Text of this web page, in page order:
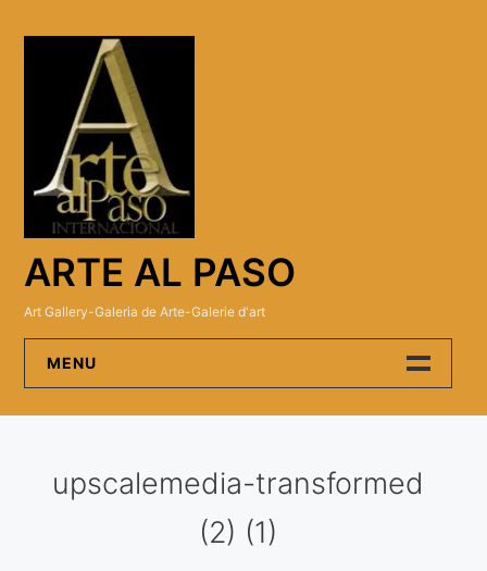
ARTE AL PASO
Art Gallery-Galeria de Arte-Galerie d'art
MENU
Artistas
upscalemedia-transformed
(2) (1)